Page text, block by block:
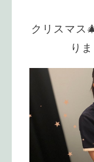
クリスマス
り